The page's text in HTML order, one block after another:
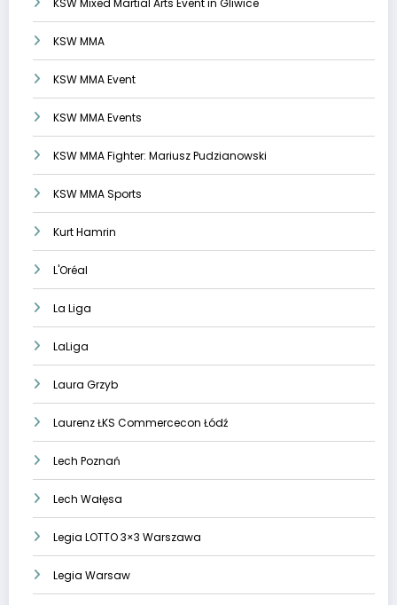
KSW Mixed Martial Arts Event in Gliwice
KSW MMA
KSW MMA Event
KSW MMA Events
KSW MMA Fighter: Mariusz Pudzianowski
KSW MMA Sports
Kurt Hamrin
L'Oréal
La Liga
LaLiga
Laura Grzyb
Laurenz ŁKS Commercecon Łódź
Lech Poznań
Lech Wałęsa
Legia LOTTO 3×3 Warszawa
Legia Warsaw